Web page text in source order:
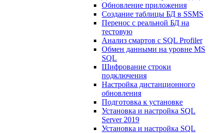
Обновление приложения
Создание таблицы БД в SSMS
Перенос с реальной БД на
тестовую
Анализ смартов с SQL Profiler
Обмен данными на уровне MS
SQL
Шифрование строки
подключения
Настройка дистанционного
обновления
Подготовка к установке
Установка и настройка SQL
Server 2019
Установка и настройка SQL